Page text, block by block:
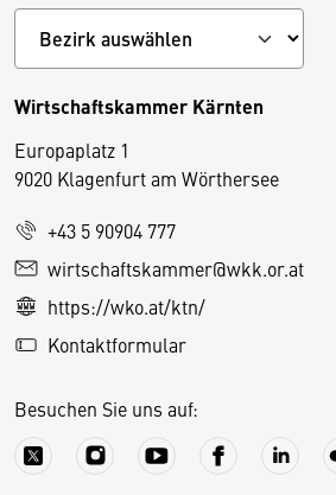
Wirtschaftskammer Kärnten
Europaplatz 1
9020 Klagenfurt am Wörthersee
+43 5 90904 777
wirtschaftskammer@wkk.or.at
https://wko.at/ktn/
Kontaktformular
Besuchen Sie uns auf:
D
e
s
S
e